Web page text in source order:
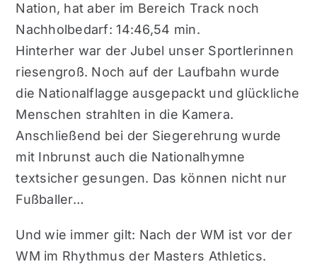
Nation, hat aber im Bereich Track noch
Nachholbedarf: 14:46,54 min.
Hinterher war der Jubel unser Sportlerinnen
riesengroß. Noch auf der Laufbahn wurde
die Nationalflagge ausgepackt und glückliche
Menschen strahlten in die Kamera.
Anschließend bei der Siegerehrung wurde
mit Inbrunst auch die Nationalhymne
textsicher gesungen. Das können nicht nur
Fußballer…
Und wie immer gilt: Nach der WM ist vor der
WM im Rhythmus der Masters Athletics.